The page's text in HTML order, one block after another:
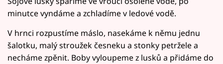
minutce vyndáme a zchladíme v ledové vodě.
V hrnci rozpustíme máslo, nasekáme k němu jednu
šalotku, malý stroužek česneku a stonky petržele a
necháme zpěnit. Boby vyloupeme z lusků a přidáme do